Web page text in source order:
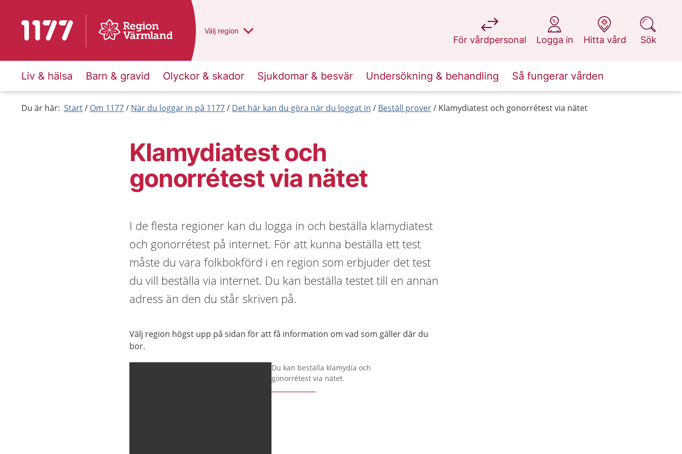
Till startsidan för 1177 Du har valt region
Välj en annan
region
För vårdpersonal
på 1177.se
Logga in
på 1177.se
Hitta vård
på 1177.se
Sök
på 1177.se
Liv & hälsa Barn & gravid Olyckor & skador Sjukdomar & besvär Undersökning & behandling Så fungerar vården
Du är här: Start Om 1177 När du loggar in på 1177 Det här kan du göra när du loggat in Beställ prover Klamydiatest och gonorrétest via nätet
Klamydiatest och
gonorrétest via nätet
I de flesta regioner kan du logga in och beställa klamydiatest
och gonorrétest på internet. För att kunna beställa ett test
måste du vara folkbokförd i en region som erbjuder det test
du vill beställa via internet. Du kan beställa testet till en annan
adress än den du står skriven på.
Välj region högst upp på sidan för att få information om vad som gäller där du
bor.
Du kan beställa klamydia och
gonorrétest via nätet.